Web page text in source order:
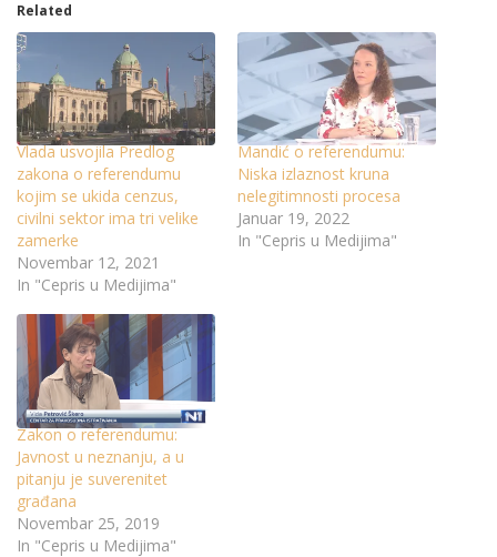
Related
Vlada usvojila Predlog
zakona o referendumu
kojim se ukida cenzus,
civilni sektor ima tri velike
zamerke
Novembar 12, 2021
In "Cepris u Medijima"
Mandić o referendumu:
Niska izlaznost kruna
nelegitimnosti procesa
Januar 19, 2022
In "Cepris u Medijima"
Zakon o referendumu:
Javnost u neznanju, a u
pitanju je suverenitet
građana
Novembar 25, 2019
In "Cepris u Medijima"